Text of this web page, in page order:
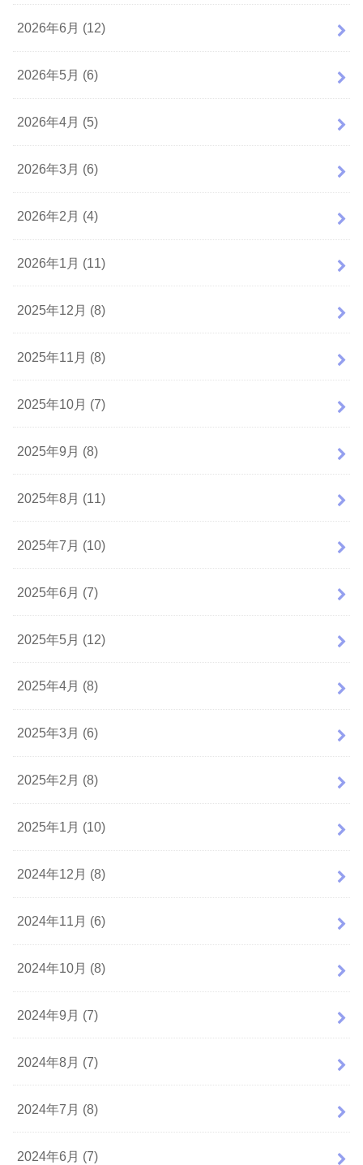
2026年6月 (12)
2026年5月 (6)
2026年4月 (5)
2026年3月 (6)
2026年2月 (4)
2026年1月 (11)
2025年12月 (8)
2025年11月 (8)
2025年10月 (7)
2025年9月 (8)
2025年8月 (11)
2025年7月 (10)
2025年6月 (7)
2025年5月 (12)
2025年4月 (8)
2025年3月 (6)
2025年2月 (8)
2025年1月 (10)
2024年12月 (8)
2024年11月 (6)
2024年10月 (8)
2024年9月 (7)
2024年8月 (7)
2024年7月 (8)
2024年6月 (7)